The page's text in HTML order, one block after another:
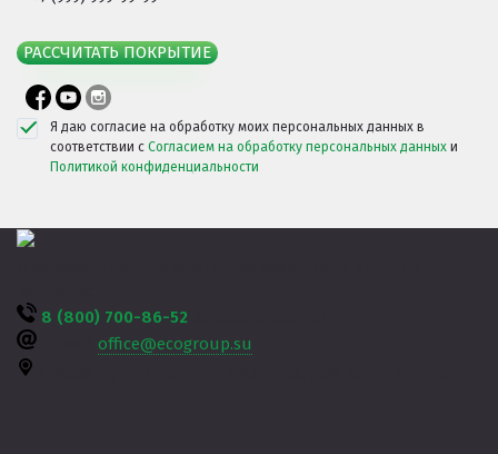
РАССЧИТАТЬ ПОКРЫТИЕ
Я даю согласие на обработку моих персональных данных в
соответствии с Согласием на обработку персональных данных и
Политикой конфиденциальности
8 (800) 700-86-52
office@ecogroup.su